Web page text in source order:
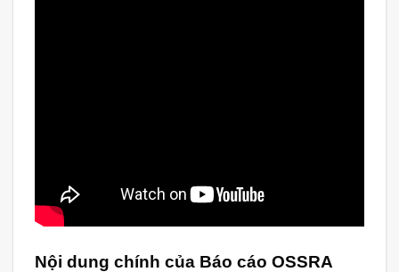
Nội dung chính của Báo cáo OSSRA